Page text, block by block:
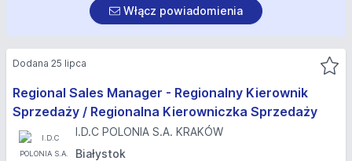
Włącz powiadomienia
Regional Sales Manager - Regionalny Kierownik
Sprzedaży / Regionalna Kierowniczka Sprzedaży
I.D.C POLONIA S.A. KRAKÓW
Białystok
Dodana 25 lipca